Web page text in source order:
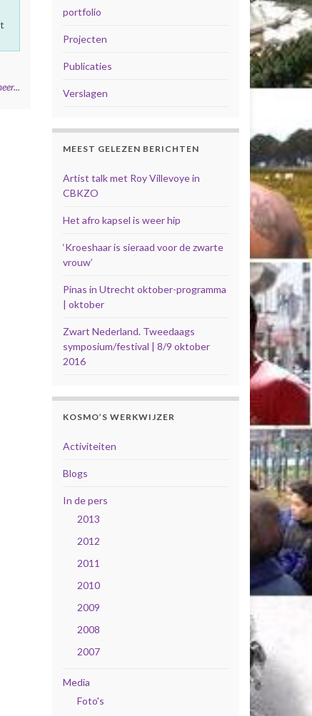
portfolio
Projecten
Publicaties
Verslagen
MEEST GELEZEN BERICHTEN
Artist talk met Roy Villevoye in
CBKZO
Het afro kapsel is weer hip
‘Kroeshaar is sieraad voor de zwarte
vrouw’
Pinas in Utrecht oktober-programma
| oktober
Zwart Nederland. Tweedaags
symposium/festival | 8/9 oktober
2016
KOSMO’S WERKWIJZER
Activiteiten
Blogs
In de pers
2013
2012
2011
2010
2009
2008
2007
Media
Foto's